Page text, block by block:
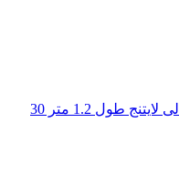
كابل شحن جوى روم تايب سى الى لايتنج طول 1.2 متر 30